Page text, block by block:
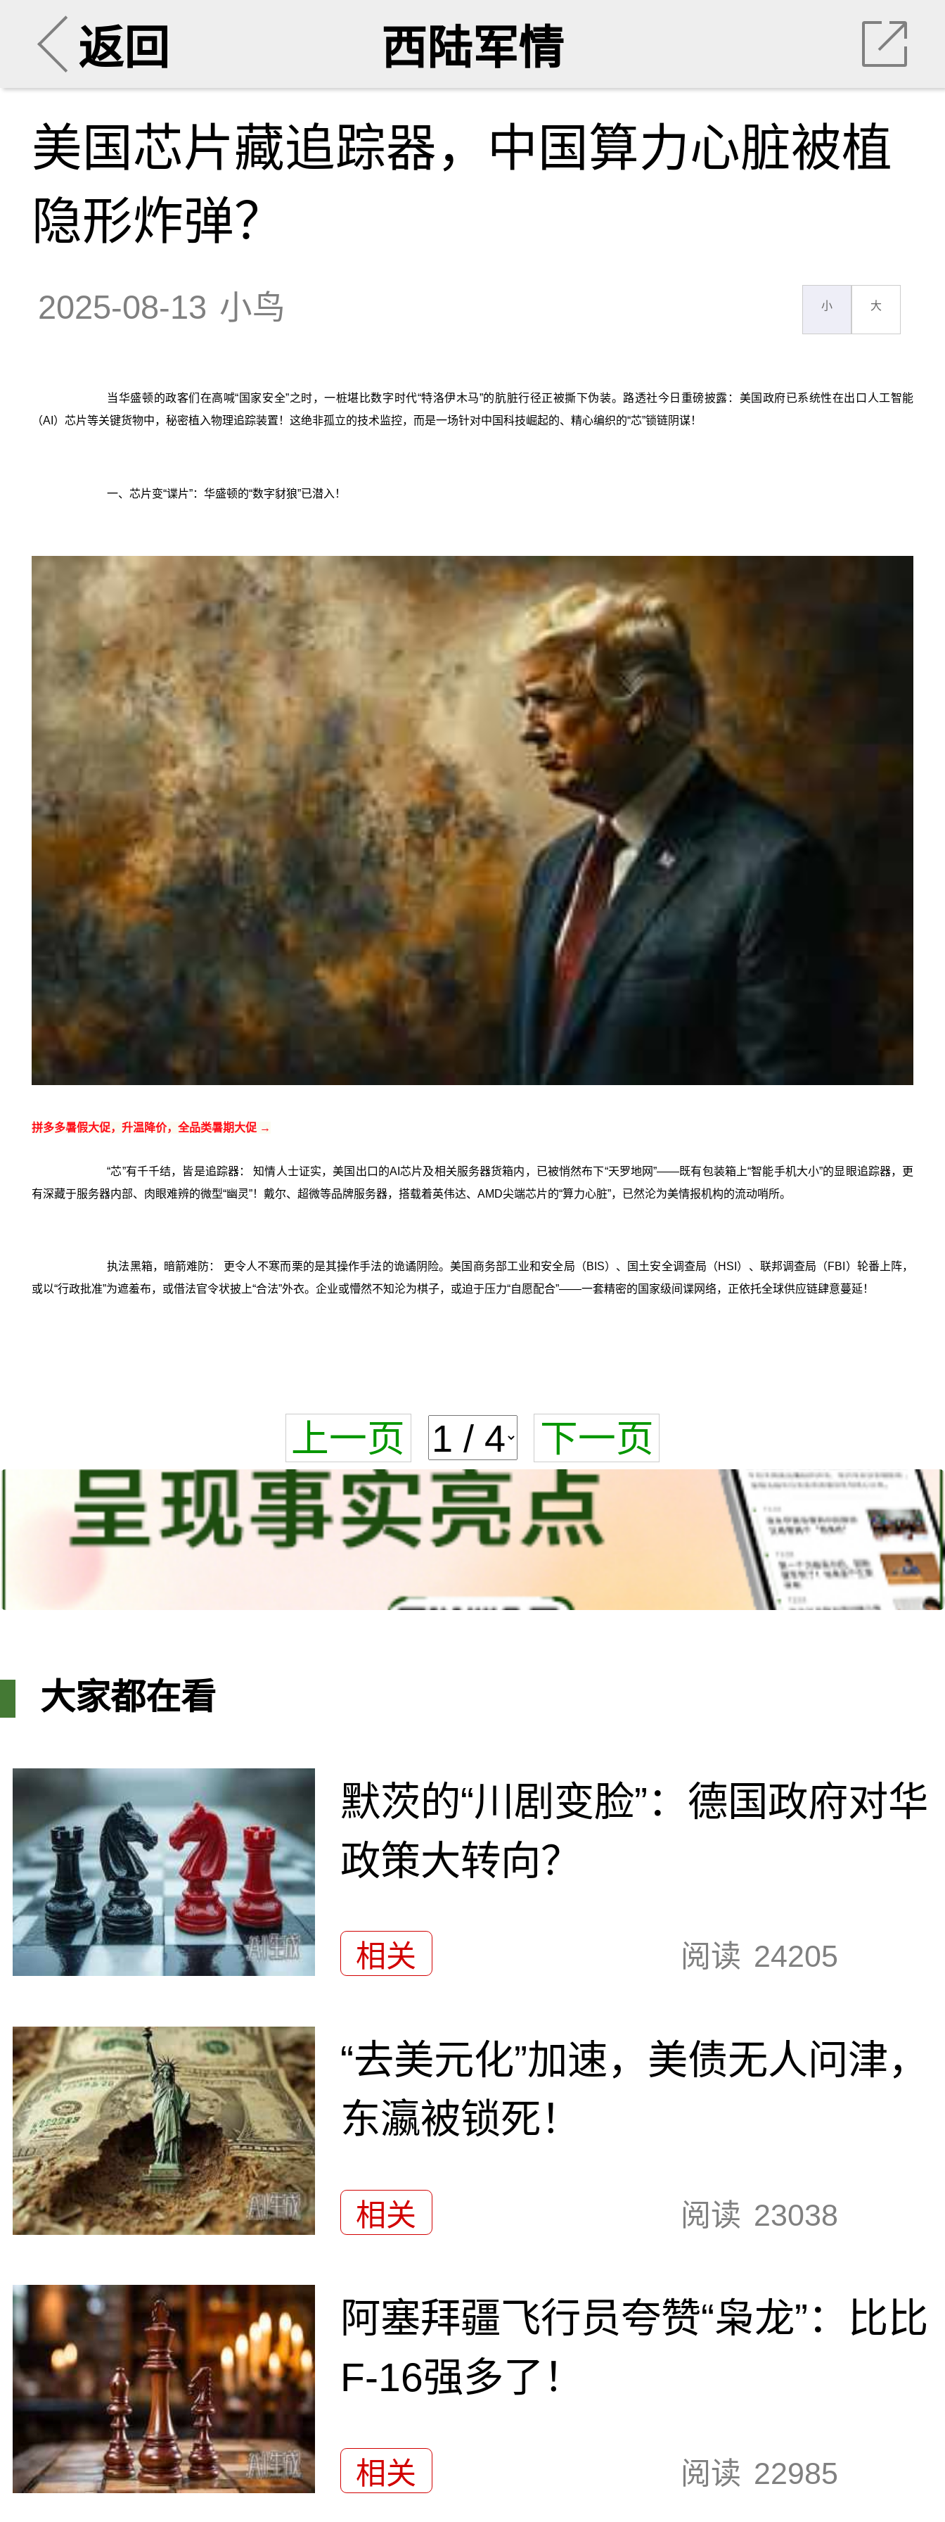
返回 西陆军情
美国芯片藏追踪器，中国算力心脏被植
隐形炸弹？
2025-08-13 小鸟 小 大
当华盛顿的政客们在高喊“国家安全”之时，一桩堪比数字时代“特洛伊木马”的肮脏行径正被撕下伪装。路透社今日重磅披露：美国政府已系统性在出口人工智能
（AI）芯片等关键货物中，秘密植入物理追踪装置！这绝非孤立的技术监控，而是一场针对中国科技崛起的、精心编织的“芯”锁链阴谋！
一、芯片变“谍片”：华盛顿的“数字豺狼”已潜入！
拼多多暑假大促，升温降价，全品类暑期大促 →
“芯”有千千结，皆是追踪器： 知情人士证实，美国出口的AI芯片及相关服务器货箱内，已被悄然布下“天罗地网”——既有包装箱上“智能手机大小”的显眼追踪器，更
有深藏于服务器内部、肉眼难辨的微型“幽灵”！戴尔、超微等品牌服务器，搭载着英伟达、AMD尖端芯片的“算力心脏”，已然沦为美情报机构的流动哨所。
执法黑箱，暗箭难防： 更令人不寒而栗的是其操作手法的诡谲阴险。美国商务部工业和安全局（BIS）、国土安全调查局（HSI）、联邦调查局（FBI）轮番上阵，
或以“行政批准”为遮羞布，或借法官令状披上“合法”外衣。企业或懵然不知沦为棋子，或迫于压力“自愿配合”——一套精密的国家级间谍网络，正依托全球供应链肆意蔓延！
上一页 下一页
大家都在看
默茨的“川剧变脸”：德国政府对华
政策大转向？
相关 阅读 24205
“去美元化”加速，美债无人问津，
东瀛被锁死！
相关 阅读 23038
阿塞拜疆飞行员夸赞“枭龙”：比比
F-16强多了！
相关 阅读 22985